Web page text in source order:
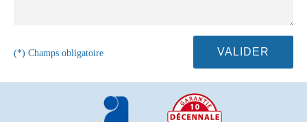
(*) Champs obligatoire